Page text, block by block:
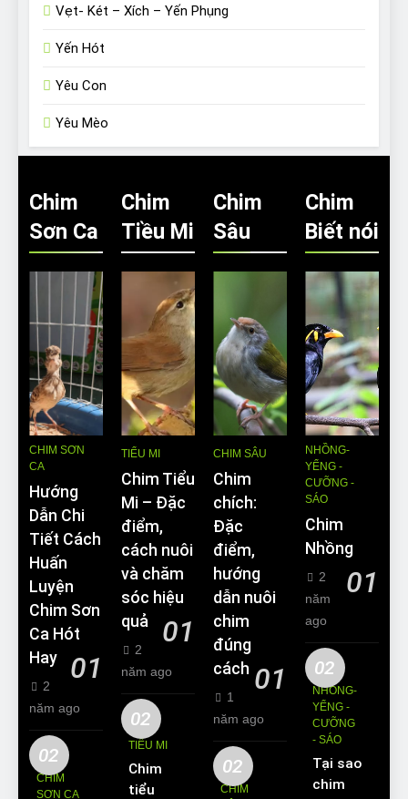
Vẹt- Két – Xích – Yến Phụng
Yến Hót
Yêu Con
Yêu Mèo
Chim
Sơn Ca
CHIM SƠN
CA
Hướng
Dẫn Chi
Tiết Cách
Huấn
Luyện
Chim Sơn
Ca Hót
Hay
01
2
năm ago
02
CHIM
SƠN CA
Chim
Tiều Mi
TIỂU MI
Chim Tiểu
Mi – Đặc
điểm,
cách nuôi
và chăm
sóc hiệu
quả
01
2
năm ago
02
TIỂU MI
Chim
tiểu mi
Chim
Sâu
CHIM SÂU
Chim
chích:
Đặc
điểm,
hướng
dẫn nuôi
chim
đúng
cách 01
1
năm ago
02
CHIM
Chim
Biết nói
NHỒNG-
YỂNG -
CƯỠNG -
SÁO
Chim
Nhồng
01
2
năm
ago
02
NHỒNG-
YỂNG -
CƯỠNG
- SÁO
Tại sao
chim